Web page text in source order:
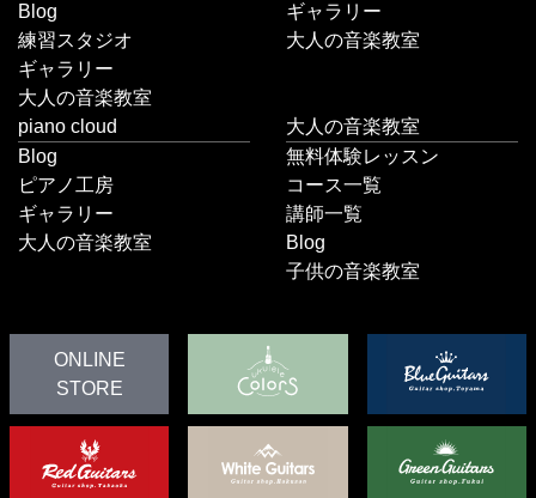
Blog
練習スタジオ
ギャラリー
大人の音楽教室
ギャラリー
大人の音楽教室
piano cloud
Blog
ピアノ工房
ギャラリー
大人の音楽教室
大人の音楽教室
無料体験レッスン
コース一覧
講師一覧
Blog
子供の音楽教室
ONLINE
STORE